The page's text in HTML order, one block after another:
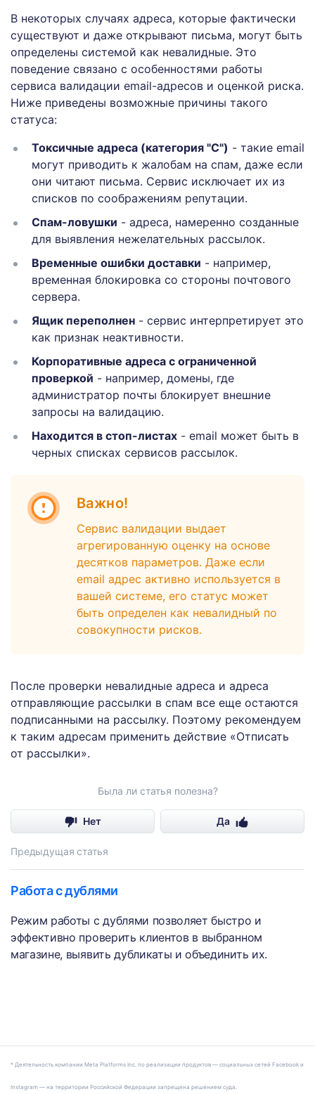
В некоторых случаях адреса, которые фактически
существуют и даже открывают письма, могут быть
определены системой как невалидные. Это
поведение связано с особенностями работы
сервиса валидации email-адресов и оценкой риска.
Ниже приведены возможные причины такого
статуса:
Токсичные адреса (категория "С") - такие email
могут приводить к жалобам на спам, даже если
они читают письма. Сервис исключает их из
списков по соображениям репутации.
Спам-ловушки - адреса, намеренно созданные
для выявления нежелательных рассылок.
Временные ошибки доставки - например,
временная блокировка со стороны почтового
сервера.
Ящик переполнен - сервис интерпретирует это
как признак неактивности.
Корпоративные адреса с ограниченной
проверкой - например, домены, где
администратор почты блокирует внешние
запросы на валидацию.
Находится в стоп-листах - email может быть в
черных списках сервисов рассылок.
Важно!
Сервис валидации выдает
агрегированную оценку на основе
десятков параметров. Даже если
email адрес активно используется в
вашей системе, его статус может
быть определен как невалидный по
совокупности рисков.
После проверки невалидные адреса и адреса
отправляющие рассылки в спам все еще остаются
подписанными на рассылку. Поэтому рекомендуем
к таким адресам применить действие «Отписать
от рассылки».
Была ли статья полезна?
Нет Да
Предыдущая статья
Работа с дублями
Режим работы с дублями позволяет быстро и
эффективно проверить клиентов в выбранном
магазине, выявить дубликаты и объединить их.
* Деятельность компании Meta Platforms Inc. по реализации продуктов — социальных сетей Facebook и
Instagram — на территории Российской Федерации запрещена решением суда.